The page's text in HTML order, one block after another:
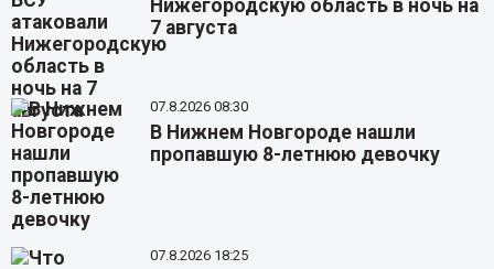
Нижегородскую область в ночь на
7 августа
07.8.2026 08:30
В Нижнем Новгороде нашли
пропавшую 8-летнюю девочку
07.8.2026 18:25